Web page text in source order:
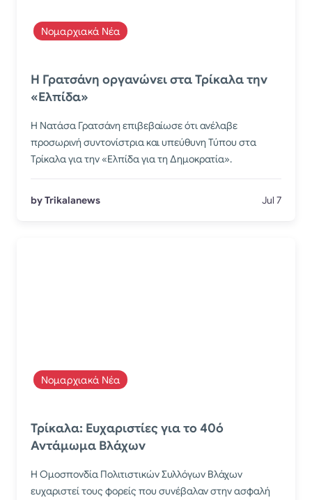
Νομαρχιακά Νέα
Η Γρατσάνη οργανώνει στα Τρίκαλα την
«Ελπίδα»
Η Νατάσα Γρατσάνη επιβεβαίωσε ότι ανέλαβε
προσωρινή συντονίστρια και υπεύθυνη Τύπου στα
Τρίκαλα για την «Ελπίδα για τη Δημοκρατία».
by Trikalanews Jul 7
Νομαρχιακά Νέα
Τρίκαλα: Ευχαριστίες για το 40ό
Αντάμωμα Βλάχων
Η Ομοσπονδία Πολιτιστικών Συλλόγων Βλάχων
ευχαριστεί τους φορείς που συνέβαλαν στην ασφαλή